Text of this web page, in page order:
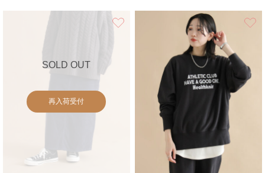
SOLD OUT
再入荷受付